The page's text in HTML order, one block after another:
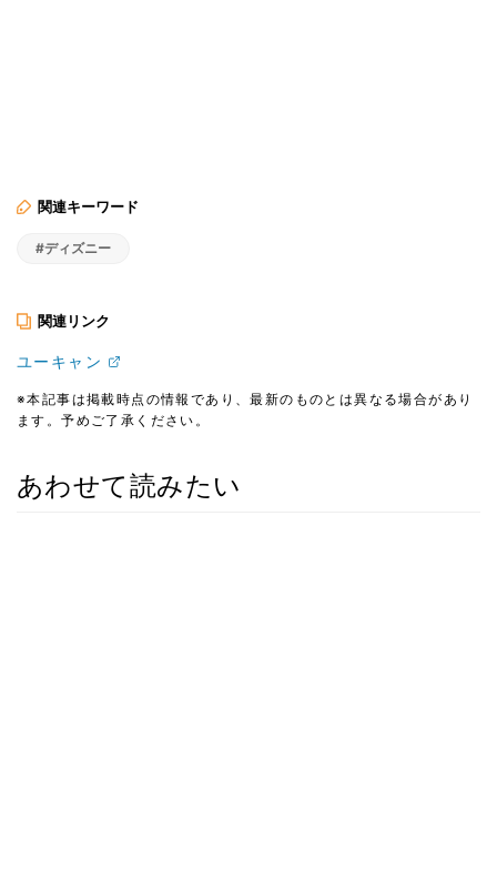
関連キーワード
#ディズニー
関連リンク
ユーキャン
※本記事は掲載時点の情報であり、最新のものとは異なる場合があり
ます。予めご了承ください。
あわせて読みたい